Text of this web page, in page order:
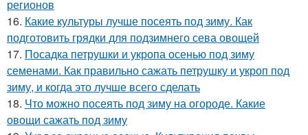
регионов
16. Какие культуры лучше посеять под зиму. Как
подготовить грядки для подзимнего сева овощей
17. Посадка петрушки и укропа осенью под зиму
семенами. Как правильно сажать петрушку и укроп под
зиму, и когда это лучше всего сделать
18. Что можно посеять под зиму на огороде. Какие
овощи сажать под зиму